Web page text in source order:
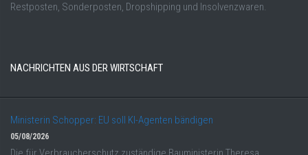
Restposten, Sonderposten, Dropshipping und Insolvenzwaren.
NACHRICHTEN AUS DER WIRTSCHAFT
Ministerin Schopper: EU soll KI-Agenten bändigen
05/08/2026